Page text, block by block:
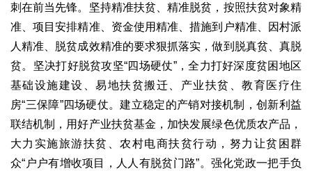
智库建设 智库专家 智库战略 智库之声
地方动态 地方强音
在线期刊
2017 2016 2015 2018 2019
关于我们
杂志简介 杂志编委会 组织机构 联系我们 智慧中国动态
刺在前当先锋。坚持精准扶贫、精准脱贫，按照扶贫对象精
准、项目安排精准、资金使用精准、措施到户精准、因村派
人精准、脱贫成效精准的要求狠抓落实，做到脱真贫、真脱
贫。坚决打好脱贫攻坚“四场硬仗”，全力打好深度贫困地区
基础设施建设、易地扶贫搬迁、产业扶贫、教育医疗住
房“三保障”四场硬仗。建立稳定的产销对接机制，创新利益
联结机制，用好产业扶贫基金，加快发展绿色优质农产品，
大力实施旅游扶贫、农村电商扶贫行动，努力让贫困群
众“户户有增收项目，人人有脱贫门路”。强化党政一把手负